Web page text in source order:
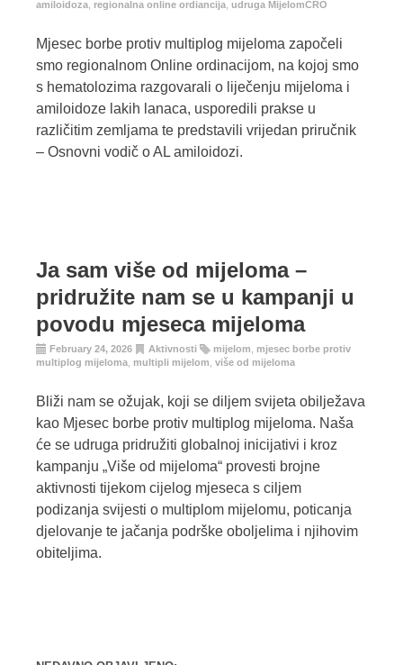
amiloidoza regionalna online ordiancija udruga MijelomCRO
Mjesec borbe protiv multiplog mijeloma započeli
smo regionalnom Online ordinacijom, na kojoj smo
s hematolozima razgovarali o liječenju mijeloma i
amiloidoze lakih lanaca, usporedili prakse u
različitim zemljama te predstavili vrijedan priručnik
– Osnovni vodič o AL amiloidozi.
Ja sam više od mijeloma –
pridružite nam se u kampanji u
povodu mjeseca mijeloma
February 24, 2026 Aktivnosti mijelom
mjesec borbe protiv
multiplog mijeloma multipli mijelom više od mijeloma
Bliži nam se ožujak, koji se diljem svijeta obilježava
kao Mjesec borbe protiv multiplog mijeloma. Naša
će se udruga pridružiti globalnoj inicijativi i kroz
kampanju „Više od mijeloma“ provesti brojne
aktivnosti tijekom cijelog mjeseca s ciljem
podizanja svijesti o multiplom mijelomu, poticanja
djelovanje te jačanja podrške oboljelima i njihovim
obiteljima.